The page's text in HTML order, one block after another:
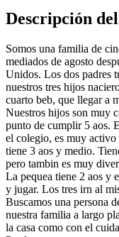
Descripción
Somos una familia de
mediados de agosto
Unidos. Los dos padres
nuestros tres hijos
cuarto beb, que llegar a
Nuestros hijos son muy
punto de cumplir 5 aos.
el colegio, es muy
tiene 3 aos y medio.
pero tambin es muy
La pequea tiene 2 aos y
y jugar. Los tres irn al
Buscamos una persona
nuestra familia a largo
la casa como con el